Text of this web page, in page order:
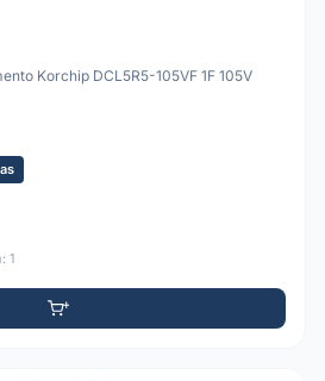
Korchip DCL5R5-105VF 1F 105V
1